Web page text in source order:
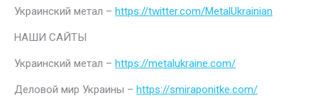
Украинский метал – https://twitter.com/MetalUkrainian
НАШИ САЙТЫ
Украинский метал – https://metalukraine.com/
Деловой мир Украины – https://smiraponitke.com/